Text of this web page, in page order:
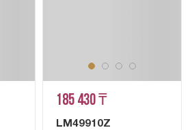
185 430 ₸
LM49910Z